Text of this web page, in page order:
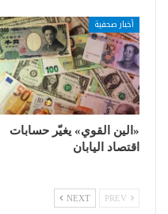
أخبار صحفية
«الين القوي» يغيّر حسابات
اقتصاد اليابان
NEXT